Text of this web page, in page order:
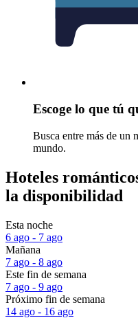
Escoge lo que tú
Busca entre más de un
mundo.
Hoteles
la disponibilidad
Esta noche
6 ago - 7 ago
Mañana
7 ago - 8 ago
Este fin de semana
7 ago - 9 ago
Próximo fin de semana
14 ago - 16 ago